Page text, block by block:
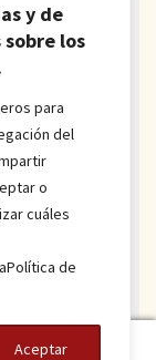
y de
los
para
del
o
cuáles
de
Aceptar